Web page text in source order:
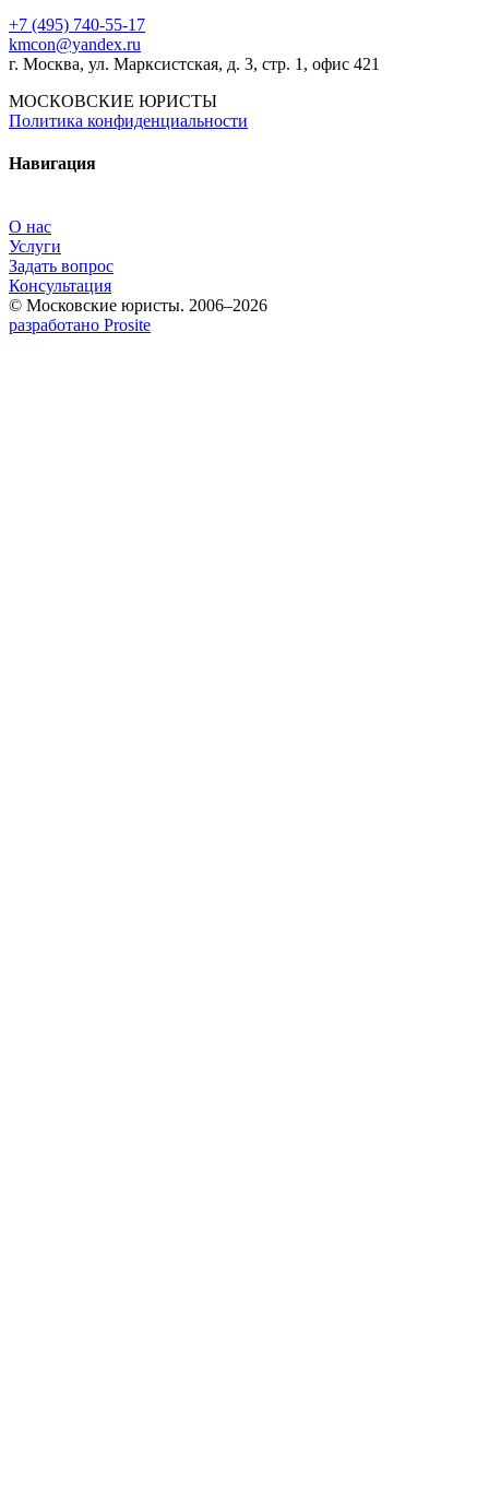
+7 (495) 740‑55‑17
kmcon@yandex.ru
г. Москва, ул. Марксистская, д. 3, стр. 1, офис 421
МОСКОВСКИЕ ЮРИСТЫ
Политика конфиденциальности
Навигация
О нас
Услуги
Задать вопрос
Консультация
© Московские юристы. 2006–2026
разработано Prosite